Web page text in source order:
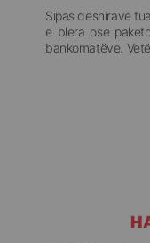
Sipas dëshirave
e blera ose
bankomatëve.